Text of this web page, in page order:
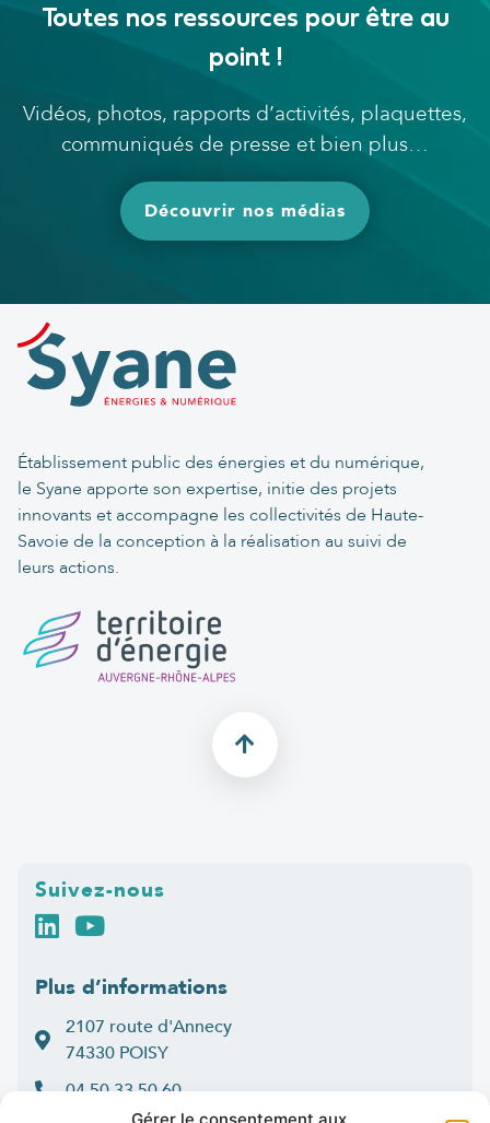
Toutes nos ressources pour être au
point !
Vidéos, photos, rapports d’activités, plaquettes,
communiqués de presse et bien plus…
Découvrir nos médias
Établissement public des énergies et du numérique,
le Syane apporte son expertise, initie des projets
innovants et accompagne les collectivités de Haute-
Savoie de la conception à la réalisation au suivi de
leurs actions.
Suivez-nous
Plus d’informations
2107 route d'Annecy
74330 POISY
04 50 33 50 60